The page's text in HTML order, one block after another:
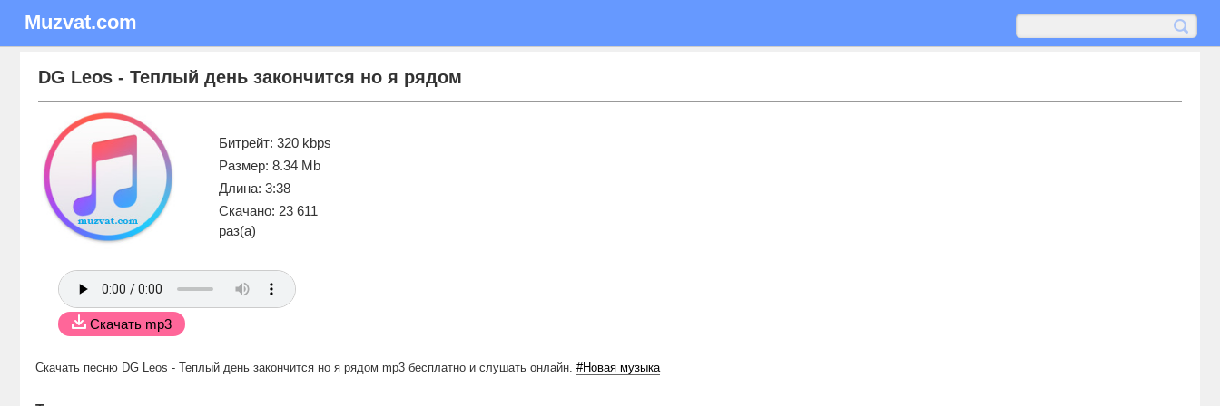
Muzvat.com
DG Leos - Теплый день закончится но я рядом
Битрейт: 320 kbps
Размер: 8.34 Mb
Длина: 3:38
Скачано: 23 611
раз(а)
Скачать mp3
Скачать песню DG Leos - Теплый день закончится но я рядом mp3 бесплатно и слушать онлайн. #Новая музыка